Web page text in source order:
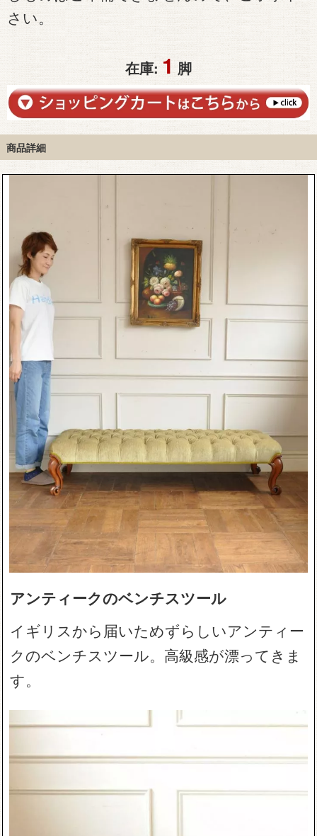
さい。
在庫: 1 脚
商品詳細
アンティークのベンチスツール
イギリスから届いためずらしいアンティー
クのベンチスツール。高級感が漂ってきま
す。